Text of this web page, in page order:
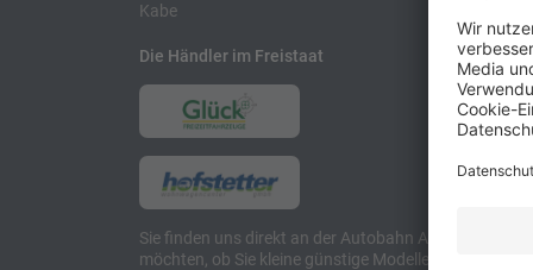
Kabe
Die Händler im Freistaat
Sie finden uns direkt an der Autobahn A8 zwischen
möchten, ob Sie kleine günstige Modelle suchen,